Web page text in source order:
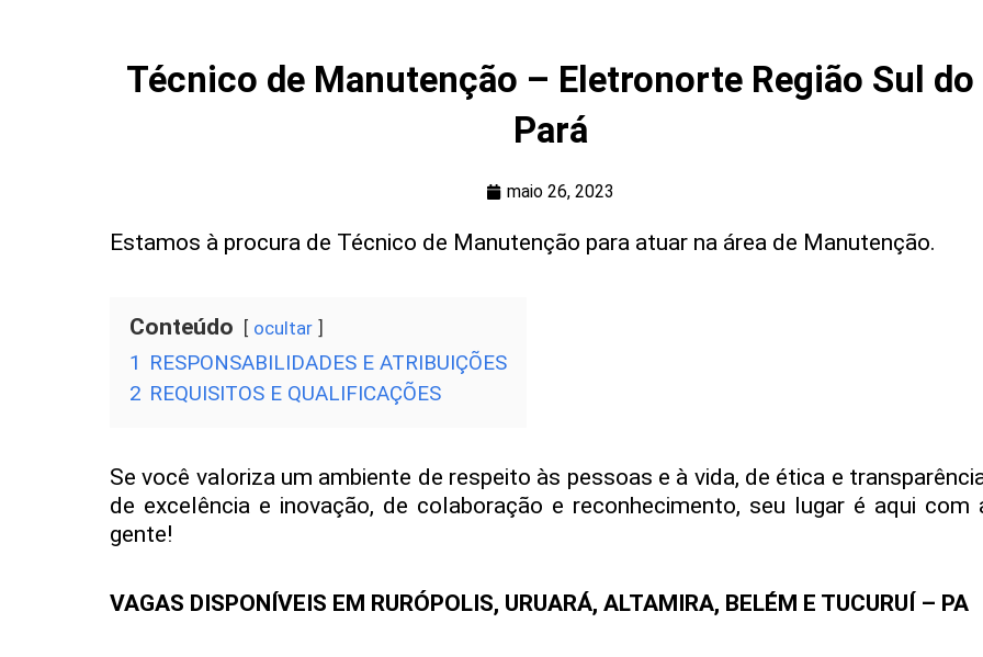
Técnico de Manutenção – Eletronorte Região Sul do
Pará
maio 26, 2023
Estamos à procura de Técnico de Manutenção para atuar na área de Manutenção.
Conteúdo ocultar
1 RESPONSABILIDADES E ATRIBUIÇÕES
2 REQUISITOS E QUALIFICAÇÕES
Se você valoriza um ambiente de respeito às pessoas e à vida, de ética e
de excelência e inovação, de colaboração e reconhecimento, seu lugar é aqui com
gente!
VAGAS DISPONÍVEIS EM RURÓPOLIS, URUARÁ, ALTAMIRA, BELÉM E TUCURUÍ – PA